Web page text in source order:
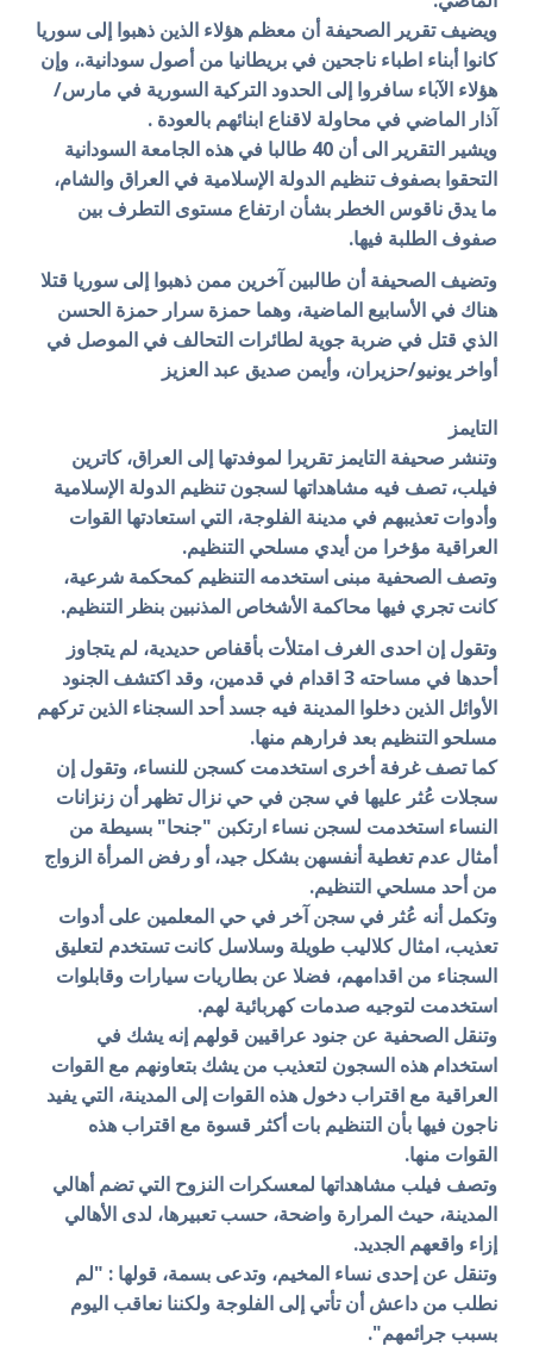
ويضيف تقرير الصحيفة أن معظم هؤلاء الذين ذهبوا إلى سوريا
كانوا أبناء اطباء ناجحين في بريطانيا من أصول سودانية.، وإن
هؤلاء الآباء سافروا إلى الحدود التركية السورية في مارس/
آذار الماضي في محاولة لاقناع ابنائهم بالعودة .
ويشير التقرير الى أن 40 طالبا في هذه الجامعة السودانية
التحقوا بصفوف تنظيم الدولة الإسلامية في العراق والشام،
ما يدق ناقوس الخطر بشأن ارتفاع مستوى التطرف بين
صفوف الطلبة فيها.
وتضيف الصحيفة أن طالبين آخرين ممن ذهبوا إلى سوريا قتلا
هناك في الأسابيع الماضية، وهما حمزة سرار حمزة الحسن
الذي قتل في ضربة جوية لطائرات التحالف في الموصل في
أواخر يونيو/حزيران، وأيمن صديق عبد العزيز
التايمز
وتنشر صحيفة التايمز تقريرا لموفدتها إلى العراق، كاترين
فيلب، تصف فيه مشاهداتها لسجون تنظيم الدولة الإسلامية
وأدوات تعذيبهم في مدينة الفلوجة، التي استعادتها القوات
العراقية مؤخرا من أيدي مسلحي التنظيم.
وتصف الصحفية مبنى استخدمه التنظيم كمحكمة شرعية،
كانت تجري فيها محاكمة الأشخاص المذنبين بنظر التنظيم.
وتقول إن احدى الغرف امتلأت بأقفاص حديدية، لم يتجاوز
أحدها في مساحته 3 اقدام في قدمين، وقد اكتشف الجنود
الأوائل الذين دخلوا المدينة فيه جسد أحد السجناء الذين تركهم
مسلحو التنظيم بعد فرارهم منها.
كما تصف غرفة أخرى استخدمت كسجن للنساء، وتقول إن
سجلات عُثر عليها في سجن في حي نزال تظهر أن زنزانات
النساء استخدمت لسجن نساء ارتكبن "جنحا" بسيطة من
أمثال عدم تغطية أنفسهن بشكل جيد، أو رفض المرأة الزواج
من أحد مسلحي التنظيم.
وتكمل أنه عُثر في سجن آخر في حي المعلمين على أدوات
تعذيب، امثال كلاليب طويلة وسلاسل كانت تستخدم لتعليق
السجناء من اقدامهم، فضلا عن بطاريات سيارات وقابلوات
استخدمت لتوجيه صدمات كهربائية لهم.
وتنقل الصحفية عن جنود عراقيين قولهم إنه يشك في
استخدام هذه السجون لتعذيب من يشك بتعاونهم مع القوات
العراقية مع اقتراب دخول هذه القوات إلى المدينة، التي يفيد
ناجون فيها بأن التنظيم بات أكثر قسوة مع اقتراب هذه
القوات منها.
وتصف فيلب مشاهداتها لمعسكرات النزوح التي تضم أهالي
المدينة، حيث المرارة واضحة، حسب تعبيرها، لدى الأهالي
إزاء واقعهم الجديد.
وتنقل عن إحدى نساء المخيم، وتدعى بسمة، قولها : "لم
نطلب من داعش أن تأتي إلى الفلوجة ولكننا نعاقب اليوم
بسبب جرائمهم".